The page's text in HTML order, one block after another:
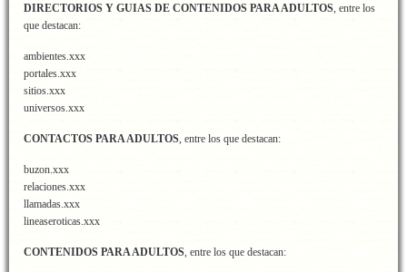
DIRECTORIOS Y GUIAS DE CONTENIDOS PARA ADULTOS, entre los
que destacan:
ambientes.xxx
portales.xxx
sitios.xxx
universos.xxx
CONTACTOS PARA ADULTOS, entre los que destacan:
buzon.xxx
relaciones.xxx
llamadas.xxx
lineaseroticas.xxx
CONTENIDOS PARA ADULTOS, entre los que destacan: